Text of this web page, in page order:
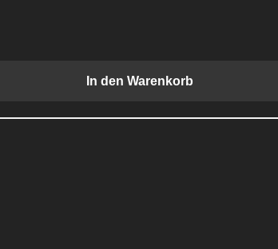
In den Warenkorb